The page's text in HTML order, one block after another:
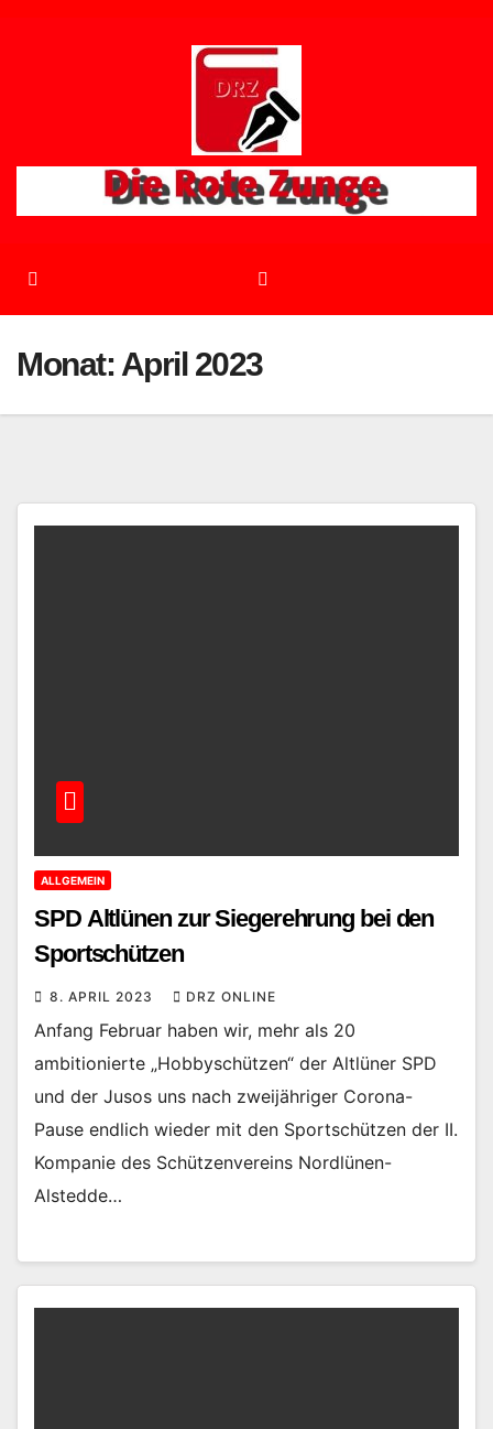
Monat: April 2023
ALLGEMEIN
SPD Altlünen zur Siegerehrung bei den
Sportschützen
8. APRIL 2023 DRZ ONLINE
Anfang Februar haben wir, mehr als 20
ambitionierte „Hobbyschützen“ der Altlüner SPD
und der Jusos uns nach zweijähriger Corona-
Pause endlich wieder mit den Sportschützen der II.
Kompanie des Schützenvereins Nordlünen-
Alstedde…